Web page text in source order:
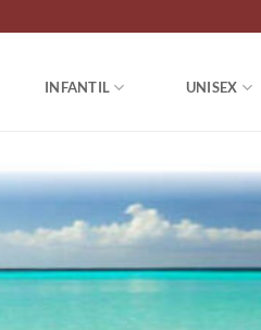
INFANTIL UNISEX